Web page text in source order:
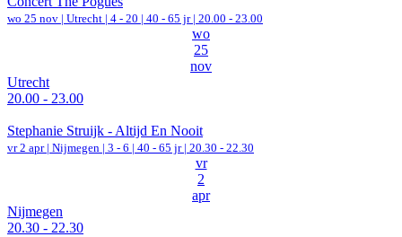
wo 25 nov | Utrecht | 4 - 20 | 40 - 65 jr | 20.00 - 23.00
wo
25
nov
Utrecht
20.00 - 23.00
Stephanie Struijk - Altijd En Nooit
vr 2 apr | Nijmegen | 3 - 6 | 40 - 65 jr | 20.30 - 22.30
vr
2
apr
Nijmegen
20.30 - 22.30